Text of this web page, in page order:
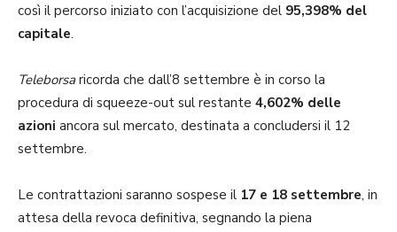
così il percorso iniziato con l’acquisizione del 95,398% del
capitale.
Teleborsaricorda che dall’8 settembre è in corso la
procedura di squeeze-out sul restante 4,602% delle
azioni ancora sul mercato, destinata a concludersi il 12
settembre.
Le contrattazioni saranno sospese il 17 e 18 settembre, in
attesa della revoca definitiva, segnando la piena